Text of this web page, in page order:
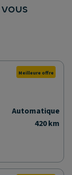
Meilleure offre
Automatique
420 km